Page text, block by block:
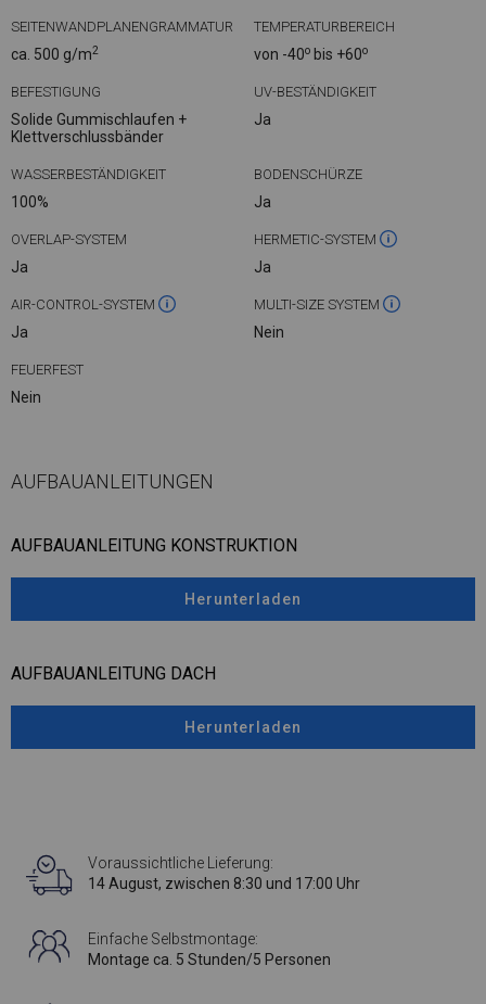
SEITENWANDPLANENGRAMMATUR
ca. 500 g/m2
TEMPERATURBEREICH
von -40o bis +60o
BEFESTIGUNG
Solide Gummischlaufen +
Klettverschlussbänder
UV-BESTÄNDIGKEIT
Ja
WASSERBESTÄNDIGKEIT
100%
BODENSCHÜRZE
Ja
OVERLAP-SYSTEM
Ja
HERMETIC-SYSTEM
Ja
AIR-CONTROL-SYSTEM
Ja
MULTI-SIZE SYSTEM
Nein
FEUERFEST
Nein
AUFBAUANLEITUNGEN
AUFBAUANLEITUNG KONSTRUKTION
Herunterladen
AUFBAUANLEITUNG DACH
Herunterladen
Voraussichtliche Lieferung:
14 August, zwischen 8:30 und 17:00 Uhr
Einfache Selbstmontage:
Montage ca. 5 Stunden/5 Personen